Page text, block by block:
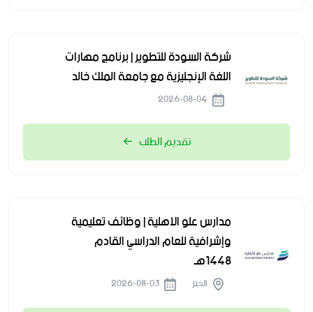
شركة السودة للتطوير | برنامج مهارات
اللغة الإنجليزية مع جامعة الملك خالد
تقديم الطلب
مدارس علو الأهلية | وظائف تعليمية
وإشرافية للعام الدراسي القادم
1448هـ
الخبر